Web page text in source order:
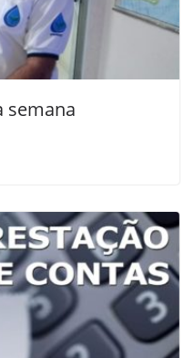
semana